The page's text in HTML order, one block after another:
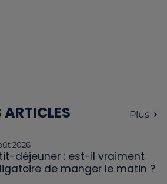
ARTICLES Plus
2026
déjeuner : est-il vraiment
de manger le matin ?